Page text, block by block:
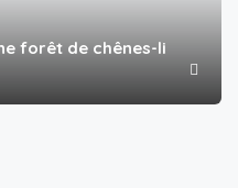
forêt de chênes-lièges